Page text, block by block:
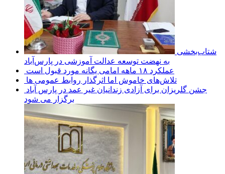
به نهضت توسعه عدالت آموزشی در پارس‌آباد
عملکرد ۱۸ ماهه امامی یگانه مورد قبول است
تلاش‌های خاموش اما اثرگذار روابط عمومی ها
برگزار می شود